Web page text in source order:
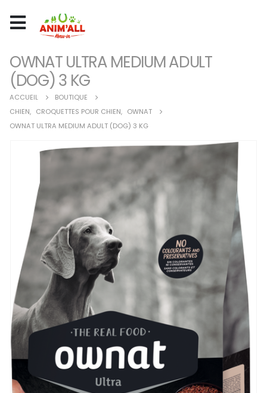
OWNAT ULTRA MEDIUM ADULT
(DOG) 3 KG
ACCUEIL
BOUTIQUE
CHIEN, CROQUETTES POUR CHIEN, OWNAT
OWNAT ULTRA MEDIUM ADULT (DOG) 3 KG